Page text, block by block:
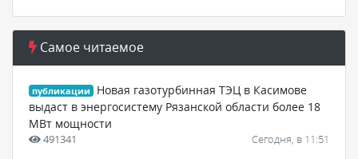
Самое читаемое
публикации
Новая газотурбинная ТЭЦ в Касимове
выдаст в энергосистему Рязанской области более 18
МВт мощности
491341 Сегодня, в 11:51